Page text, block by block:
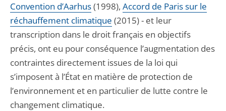
Convention d’Aarhus(1998), Accord de Paris sur le
réchauffement climatique (2015) - et leur
transcription dans le droit français en objectifs
précis, ont eu pour conséquence l’augmentation des
contraintes directement issues de la loi qui
s’imposent à l’État en matière de protection de
l’environnement et en particulier de lutte contre le
changement climatique.